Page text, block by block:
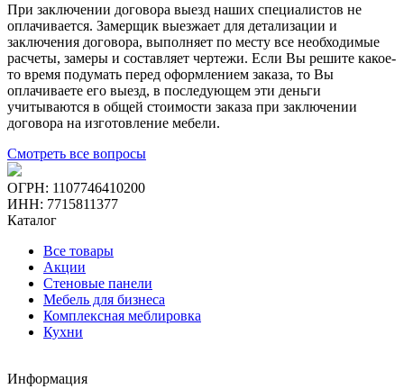
При заключении договора выезд наших специалистов не
оплачивается. Замерщик выезжает для детализации и
заключения договора, выполняет по месту все необходимые
расчеты, замеры и составляет чертежи. Если Вы решите какое-
то время подумать перед оформлением заказа, то Вы
оплачиваете его выезд, в последующем эти деньги
учитываются в общей стоимости заказа при заключении
договора на изготовление мебели.
Смотреть все вопросы
ОГРН: 1107746410200
ИНН: 7715811377
Каталог
Все товары
Акции
Стеновые панели
Мебель для бизнеса
Комплексная меблировка
Кухни
Информация